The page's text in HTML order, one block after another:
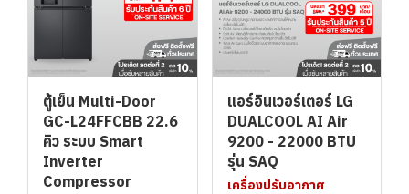
ตู้เย็น Multi-Door
GC-L24FFCBB 22.6
คิว ระบบ Smart
Inverter
Compressor
แอร์อินเวอร์เตอร์ LG
DUALCOOL AI Air
9200 - 22000 BTU
รุ่น SAQ
เครื่องปรับอากาศ